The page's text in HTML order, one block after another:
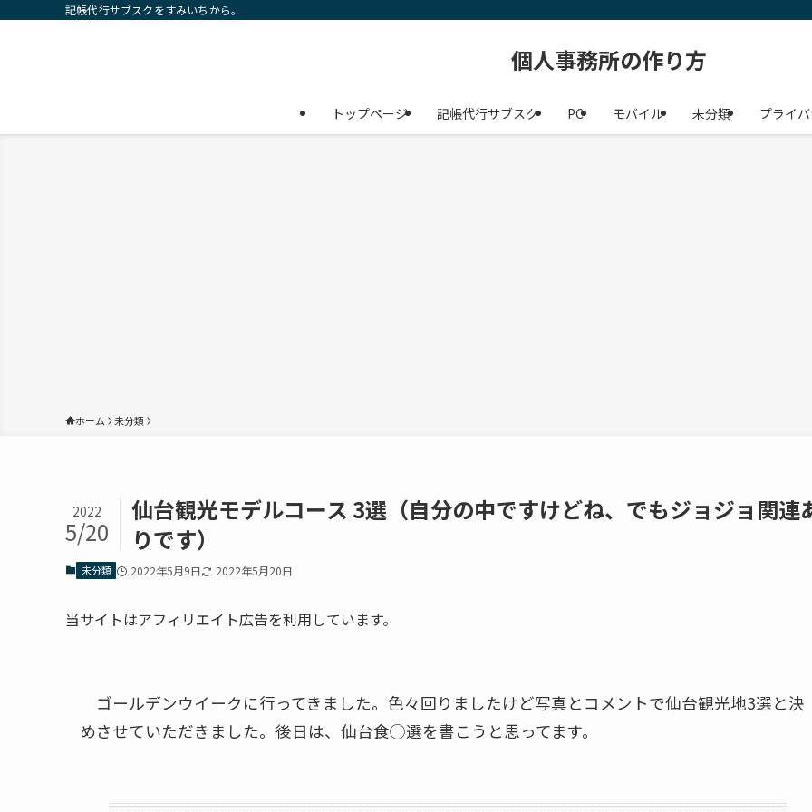
記帳代行サブスクをすみいちから。
個人事務所の作り方
トップページ 記帳代行サブスク PC モバイル 未分類 プライ
ホーム 未分類
仙台観光モデルコース 3選（自分の中ですけどね、でもジョジョ関連
りです）
2022
5/20
未分類 2022年5月9日 2022年5月20日
当サイトはアフィリエイト広告を利用しています。
ゴールデンウイークに行ってきました。色々回りましたけど写真とコメントで仙台観光地3選と決
めさせていただきました。後日は、仙台食◯選を書こうと思ってます。